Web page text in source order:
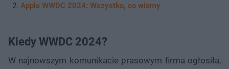
Apple WWDC 2024: Wszystko, co wiemy
Kiedy WWDC 2024?
W najnowszym komunikacie prasowym firma ogłosiła,